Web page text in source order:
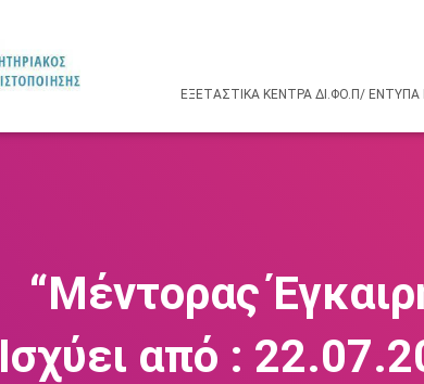
ΕΞΕΤΑΣΤΙΚΆ ΚΈΝΤΡΑ ΔΙ.ΦΟ.Π/
“Μέντορας
Ισχύει από :